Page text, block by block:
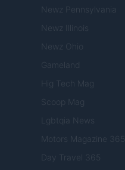
Newz Pennsylvania
Newz Illinois
Newz Ohio
Gameland
Hig Tech Mag
Scoop Mag
Lgbtqia News
Motors Magazine 365
Day Travel 365